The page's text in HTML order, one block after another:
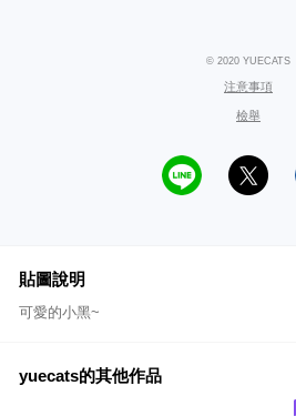
© 2020 YUECATS
注意事項
檢舉
貼圖說明
可愛的小黑~
yuecats的其他作品